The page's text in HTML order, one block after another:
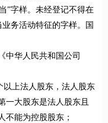
”字样。未经登记不得在
务活动特征的字样。国
中华人民共和国公司
以上法人股东，法人股东
一大股东是法人股东且
不能为控股股东；